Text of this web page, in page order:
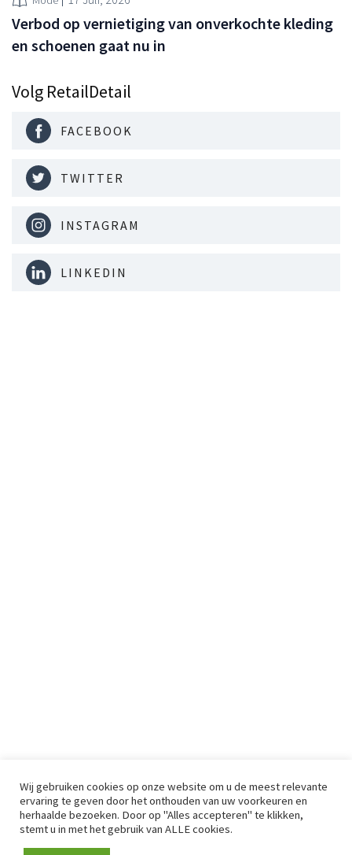
Verbod op vernietiging van onverkochte kleding
en schoenen gaat nu in
Volg RetailDetail
FACEBOOK
TWITTER
INSTAGRAM
LINKEDIN
Wij gebruiken cookies op onze website om u de meest relevante
ervaring te geven door het onthouden van uw voorkeuren en
herhaalde bezoeken. Door op "Alles accepteren" te klikken,
stemt u in met het gebruik van ALLE cookies.